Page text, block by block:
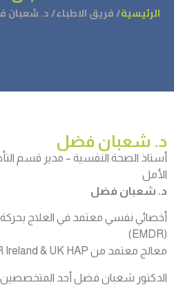
الرئيسية/ فريق الاطباء/ د. شعبان
د. شعبان فضل
أستاذ الصحة النفسية – مدير قسم
الأمل
د. شعبان فضل
أخصائي نفسي معتمد في العلاج بحركة
(EMDR)
معالج معتمد من EMDR Ireland & UK HAP
الدكتور شعبان فضل أحد المتخصصين